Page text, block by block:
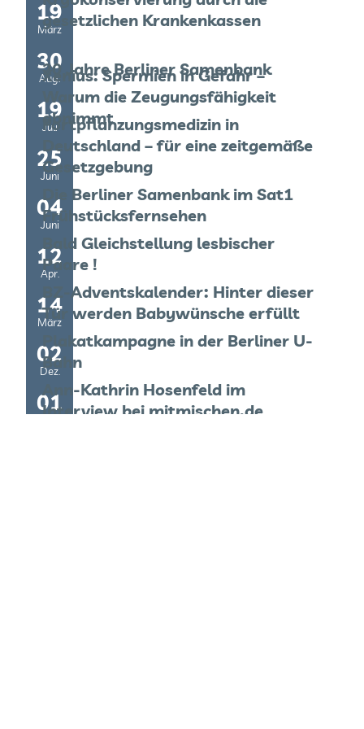
19
März
30
Aug.
gesetzlichen Krankenkassen
19
Juli
20 Jahre Berliner Samenbank
25
Juni
Xenius: Spermien in Gefahr –
Warum die Zeugungsfähigkeit
abnimmt
04
Juni
Fortpflanzungsmedizin in
Deutschland – für eine zeitgemäße
Gesetzgebung
12
Apr.
Die Berliner Samenbank im Sat1
Frühstücksfernsehen
14
März
Bald Gleichstellung lesbischer
Paare !
02
Dez.
BZ-Adventskalender: Hinter dieser
Tür werden Babywünsche erfüllt
01
Plakatkampagne in der Berliner U-
Bahn
Ann-Kathrin Hosenfeld im
Interview bei mitmischen.de